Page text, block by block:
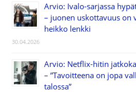
Arvio: Ivalo-sarjassa
– juonen uskottavuus on
heikko lenkki
30.04.2026
Arvio: Netflix-hitin
– ”Tavoitteena on jopa
talossa”